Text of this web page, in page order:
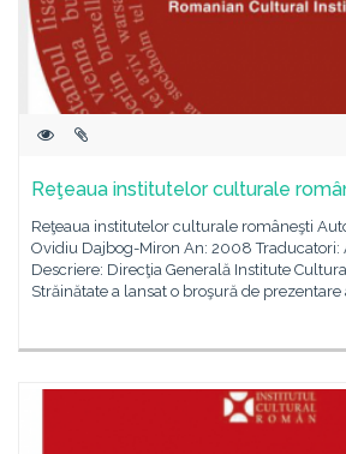
Reţeaua institutelor culturale
Reţeaua institutelor culturale româneşti
Ovidiu Dajbog-Miron An: 2008 Traducatori:
Descriere: Direcţia Generală Institute
Străinătate a lansat o broşură de